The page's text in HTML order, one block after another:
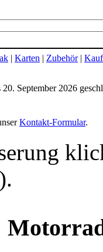
| Karten | Zubehör|
September 2026
Kontakt-Formular.